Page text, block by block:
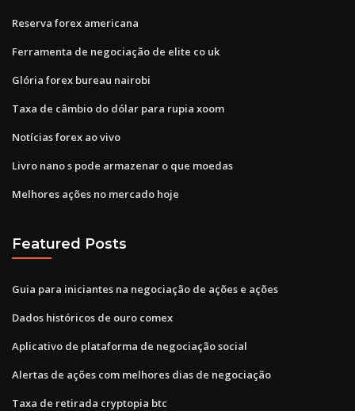
Reserva forex americana
Ferramenta de negociação de elite co uk
Glória forex bureau nairobi
Taxa de câmbio do dólar para rupia xoom
Notícias forex ao vivo
Livro nano s pode armazenar o que moedas
Melhores ações no mercado hoje
Featured Posts
Guia para iniciantes na negociação de ações e ações
Dados históricos de ouro comex
Aplicativo de plataforma de negociação social
Alertas de ações com melhores dias de negociação
Taxa de retirada cryptopia btc